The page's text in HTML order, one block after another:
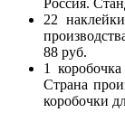
22
88 руб.
1
Страна
коробочки